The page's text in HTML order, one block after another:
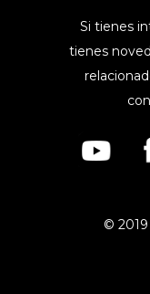
Si tienes
tienes
©